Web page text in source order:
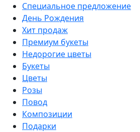
Специальное предложение
День Рождения
Хит продаж
Премиум букеты
Недорогие цветы
Букеты
Цветы
Розы
Повод
Композиции
Подарки